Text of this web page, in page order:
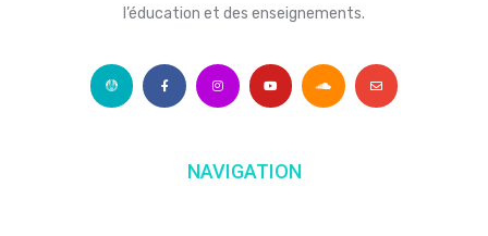
l’éducation et des enseignements.
NAVIGATION